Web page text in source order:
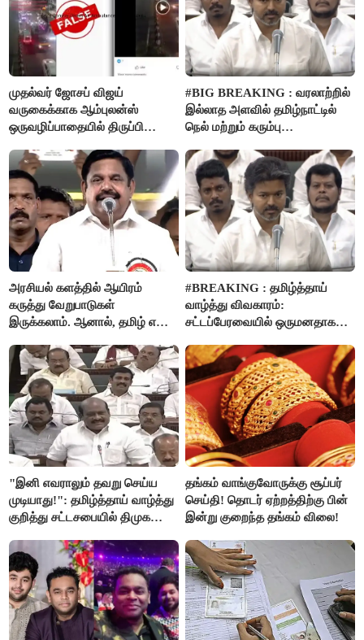
முதல்வர் ஜோசப் விஜய்
வருகைக்காக ஆம்புலன்ஸ்
ஒருவழிப்பாதையில் திருப்பி
தான்..!
#BIG BREAKING : வரலாற்றில்
இல்லாத அளவில் தமிழ்நாட்டில்
நெல் மற்றும் கரும்பு
ஊக்கத்தொகையை உயர்த்த
முடிவு - முதலமைச்சர் விஜய்
அறிவிப்பு..!
அரசியல் களத்தில் ஆயிரம்
கருத்து வேறுபாடுகள்
இருக்கலாம். ஆனால், தமிழ் என்று
தமிழர்கள் - எடப்பாடி பழனிசாமி..!
#BREAKING : தமிழ்த்தாய்
வாழ்த்து விவகாரம்:
சட்டப்பேரவையில் ஒருமனதாக
"இனி எவராலும் தவறு செய்ய
முடியாது!": தமிழ்த்தாய் வாழ்த்து
குறித்து சட்டசபையில் திமுக
தங்கம் வாங்குவோருக்கு சூப்பர்
செய்தி! தொடர் ஏற்றத்திற்கு பின்
இன்று குறைந்த தங்கம் விலை!